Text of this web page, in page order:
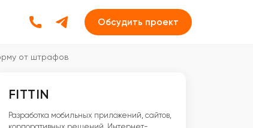
Обсудить проект
от штрафов
FITTIN
Разработка мобильных приложений, сайтов,